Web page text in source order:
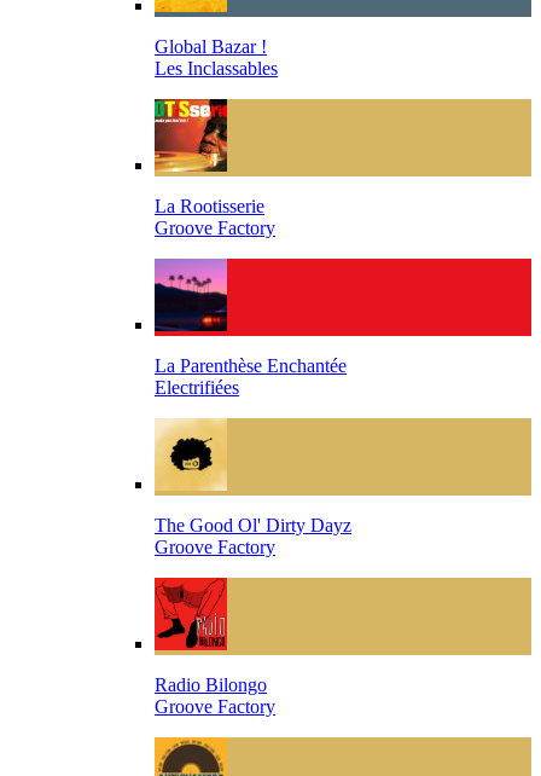
Global Bazar !
Les Inclassables
La Rootisserie
Groove Factory
La Parenthèse Enchantée
Electrifiées
The Good Ol' Dirty Dayz
Groove Factory
Radio Bilongo
Groove Factory